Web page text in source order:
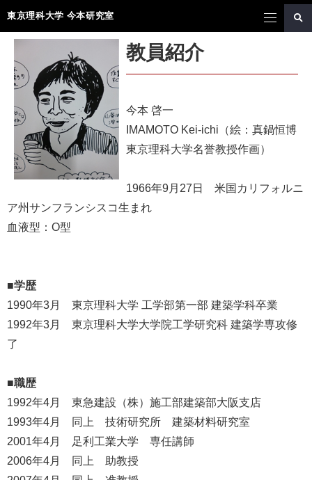
東京理科大学 今本研究室
教員紹介
今本 啓一
IMAMOTO Kei-ichi（絵：真鍋恒博
東京理科大学名誉教授作画）
1966年9月27日 米国カリフォルニ
ア州サンフランシスコ生まれ
血液型：O型
■学歴
1990年3月 東京理科大学 工学部第一部 建築学科卒業
1992年3月 東京理科大学大学院工学研究科 建築学専攻修
了
■職歴
1992年4月 東急建設（株）施工部建築部大阪支店
1993年4月 同上 技術研究所 建築材料研究室
2001年4月 足利工業大学 専任講師
2006年4月 同上 助教授